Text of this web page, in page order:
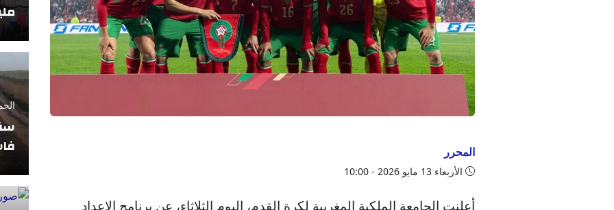
المحرر
الأربعاء 13 مايو 2026 - 10:00
أعلنت الجامعة الملكية المغربية لكرة القدم، اليوم الثلاثاء، عن برنامج الإعداد
الجمعة 11